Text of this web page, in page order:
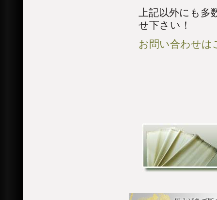
上記以外にも多
せ下さい！
お問い合わせは